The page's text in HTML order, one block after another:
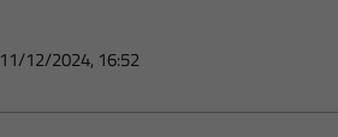
11/12/2024, 16:52